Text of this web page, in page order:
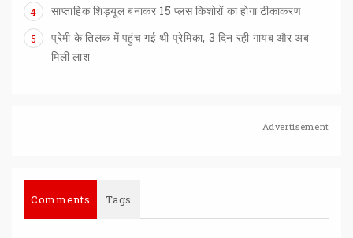
4 साप्ताहिकशिड्यूलबनाकर 15 प्लसकिशोरों काहोगाटीकाकरण
5
प्रेमी के तिलक में पहुंच गई थी प्रेमिका, 3 दिन रही गायब और अब
मिली लाश
Advertisement
Comments Tags